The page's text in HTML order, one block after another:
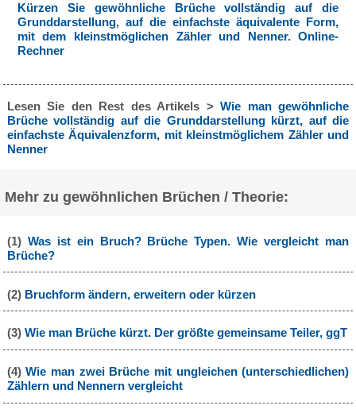
Kürzen Sie gewöhnliche Brüche vollständig auf die
Grunddarstellung, auf die einfachste äquivalente Form,
mit dem kleinstmöglichen Zähler und Nenner. Online-
Rechner
Lesen Sie den Rest des Artikels >Wie man gewöhnliche
Brüche vollständig auf die Grunddarstellung kürzt, auf die
einfachste Äquivalenzform, mit kleinstmöglichem Zähler und
Nenner
Mehr zu gewöhnlichen Brüchen / Theorie:
(1) Was ist ein Bruch? Brüche Typen. Wie vergleicht man
Brüche?
(2) Bruchform ändern, erweitern oder kürzen
(3) Wie man Brüche kürzt. Der größte gemeinsame Teiler, ggT
(4)Wie man zwei Brüche mit ungleichen (unterschiedlichen)
Zählern und Nennern vergleicht